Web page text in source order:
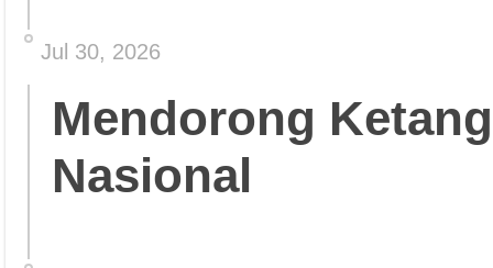
Jul 30, 2026
Mendorong
Nasional